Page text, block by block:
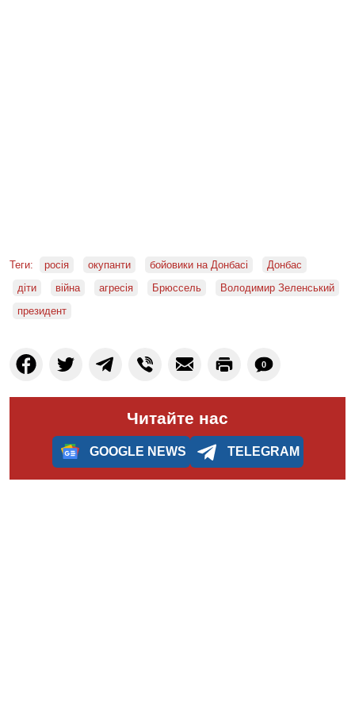
Теги: росія окупанти бойовики на Донбасі
Донбас
діти
війна агресія Брюссель
Володимир Зеленський
президент
0
Читайте нас
GOOGLE NEWS TELEGRAM